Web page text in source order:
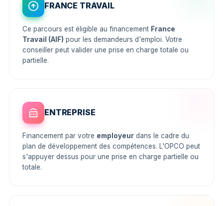
FRANCE TRAVAIL
Ce parcours est éligible au financement France
Travail (AIF) pour les demandeurs d'emploi. Votre
conseiller peut valider une prise en charge totale ou
partielle.
ENTREPRISE
Financement par votre employeur dans le cadre du
plan de développement des compétences. L'OPCO peut
s'appuyer dessus pour une prise en charge partielle ou
totale.